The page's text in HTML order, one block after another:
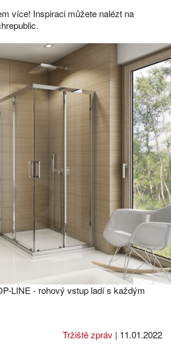
více! Inspiraci můžete nalézt na
LINE - rohový vstup ladí s každým
Tržiště zpráv | 11.01.2022